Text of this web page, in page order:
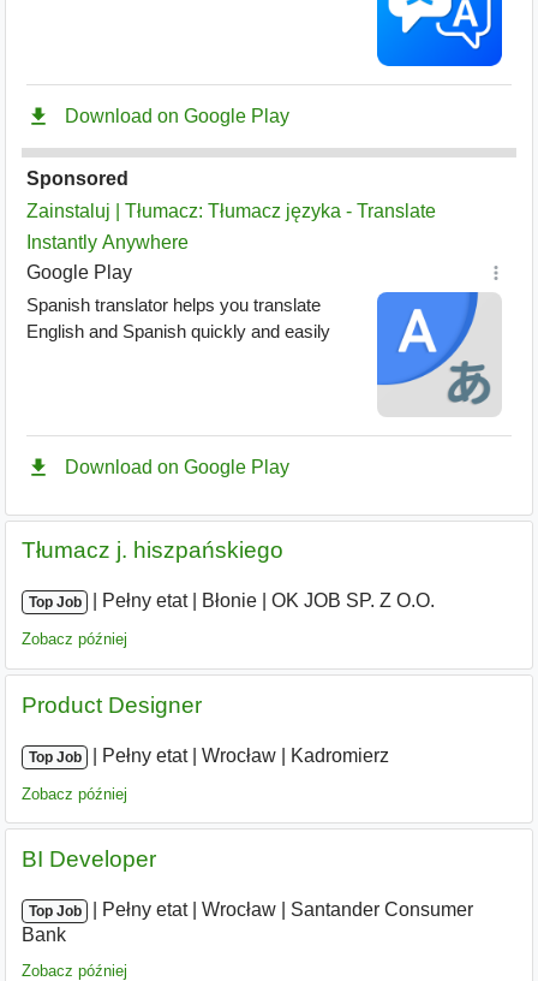
Tłumacz j. hiszpańskiego
Top Job Pełny etat| Błonie OK JOB SP. Z O.O.
Zobacz później
Product Designer
Top Job Pełny etat| Wrocław Kadromierz
Zobacz później
BI Developer
Top Job Pełny etat| Wrocław
Santander Consumer
Bank
Zobacz później